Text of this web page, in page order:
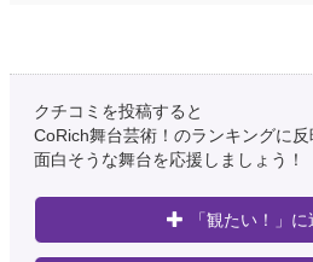
クチコミを投稿すると
CoRich舞台芸術！のランキングに反
面白そうな舞台を応援しましょう！
「観たい！」